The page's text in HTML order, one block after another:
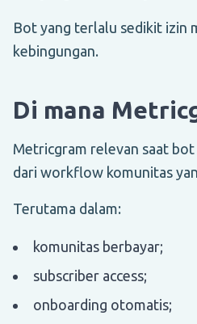
Bot yang terlalu sedikit izin
kebingungan.
Di mana
Metricgram relevan saat bot
dari workflow komunitas
Terutama dalam:
komunitas berbayar;
subscriber access;
onboarding otomatis;